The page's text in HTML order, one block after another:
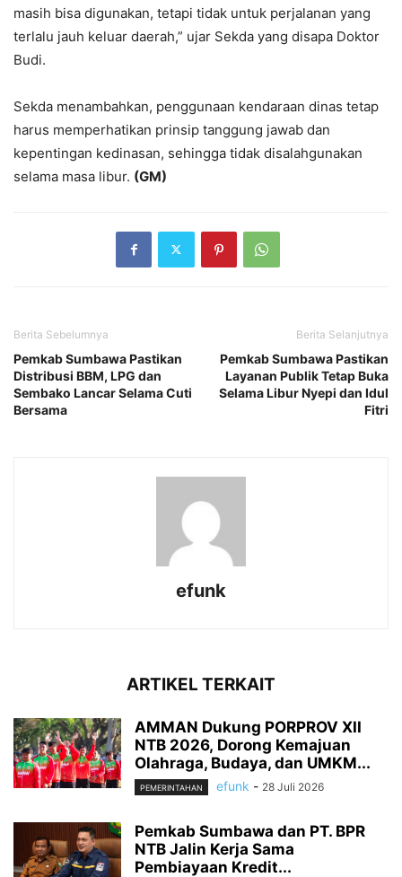
masih bisa digunakan, tetapi tidak untuk perjalanan yang
terlalu jauh keluar daerah,” ujar Sekda yang disapa Doktor
Budi.
Sekda menambahkan, penggunaan kendaraan dinas tetap
harus memperhatikan prinsip tanggung jawab dan
kepentingan kedinasan, sehingga tidak disalahgunakan
selama masa libur. (GM)
Berita Sebelumnya
Pemkab Sumbawa Pastikan
Distribusi BBM, LPG dan
Sembako Lancar Selama Cuti
Bersama
Berita Selanjutnya
Pemkab Sumbawa Pastikan
Layanan Publik Tetap Buka
Selama Libur Nyepi dan Idul
Fitri
efunk
ARTIKEL TERKAIT
AMMAN Dukung PORPROV XII
NTB 2026, Dorong Kemajuan
Olahraga, Budaya, dan UMKM...
PEMERINTAHAN efunk - 28 Juli 2026
Pemkab Sumbawa dan PT. BPR
NTB Jalin Kerja Sama
Pembiayaan Kredit...